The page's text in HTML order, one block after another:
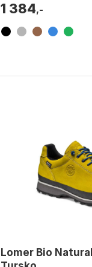
1 384,-
Lomer Bio